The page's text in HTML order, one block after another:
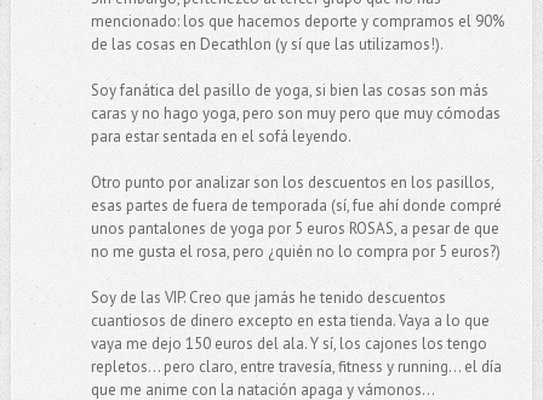
mencionado: los que hacemos deporte y compramos el 90%
de las cosas en Decathlon (y sí que las utilizamos!).
Soy fanática del pasillo de yoga, si bien las cosas son más
caras y no hago yoga, pero son muy pero que muy cómodas
para estar sentada en el sofá leyendo.
Otro punto por analizar son los descuentos en los pasillos,
esas partes de fuera de temporada (sí, fue ahí donde compré
unos pantalones de yoga por 5 euros ROSAS, a pesar de que
no me gusta el rosa, pero ¿quién no lo compra por 5 euros?)
Soy de las VIP. Creo que jamás he tenido descuentos
cuantiosos de dinero excepto en esta tienda. Vaya a lo que
vaya me dejo 150 euros del ala. Y sí, los cajones los tengo
repletos... pero claro, entre travesía, fitness y running... el día
que me anime con la natación apaga y vámonos...